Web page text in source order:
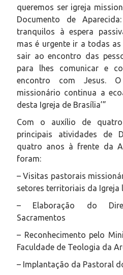
queremos ser igreja
Documento de
tranquilos à espera
mas é urgente ir a todas
sair ao encontro das
para lhes comunicar e
encontro com Jesus.
missionário continua a
desta Igreja de Brasília’”
Com o auxílio de
principais atividades de
quatro anos à frente da
foram:
– Visitas pastorais
setores territoriais da Igreja
– Elaboração do
Sacramentos
– Reconhecimento pelo
Faculdade de Teologia da
– Implantação da Pastoral